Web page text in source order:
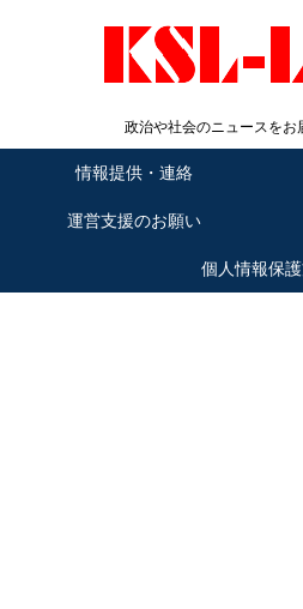
政治や社会のニュースをお
情報提供・連絡
運営支援のお願い
個人情報保